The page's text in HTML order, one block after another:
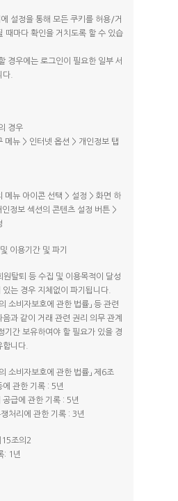
설정을 통해 모든 쿠키를 허용/거
때마다 확인을 거치도록 할 수 있습
경우에는 로그인이 필요한 일부 서
.
경우
메뉴 > 인터넷 옵션 > 개인정보 탭
메뉴 아이콘 선택 > 설정 > 화면 하
정보 섹션의 콘텐츠 설정 버튼 >
이용기간 및 파기
탈퇴 등 수집 및 이용목적이 달성
는 경우 지체없이 파기됩니다.
소비자보호에 관한 법률」 등 관련
과 같이 거래 관련 권리 의무 관계
기간 보유하여야 할 필요가 있을 경
니다.
소비자보호에 관한 법률」 제6조
에 관한 기록 : 5년
급에 관한 기록 : 5년
처리에 관한 기록 : 3년
15조의2
: 1년